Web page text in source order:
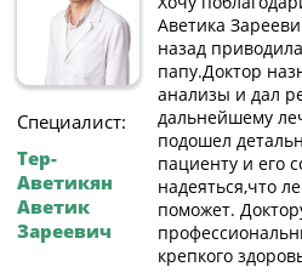
Специалист:
Тер-
Аветикян
Аветик
Зареевич
Аветика
назад
папу.Доктор
анализы и дал
дальнейшему
подошел
пациенту и его
надеяться,что
поможет.
крепкого